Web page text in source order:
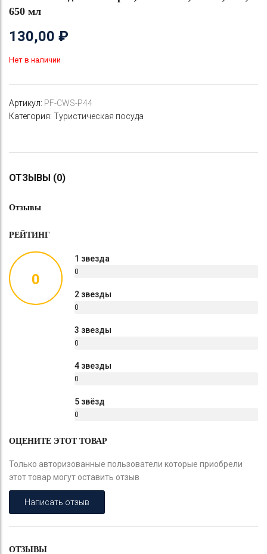
650 мл
130,00 ₽
Нет в наличии
Артикул: PF-CWS-P44
Категория: Туристическая посуда
ОТЗЫВЫ (0)
Отзывы
РЕЙТИНГ
0
1 звезда
0
2 звезды
0
3 звезды
0
4 звезды
0
5 звёзд
0
ОЦЕНИТЕ ЭТОТ ТОВАР
Только авторизованные пользователи которые приобрели
этот товар могут оставить отзыв
Написать отзыв
ОТЗЫВЫ